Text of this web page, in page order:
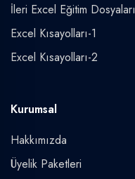
İleri Excel Eğitim Dosyaları
Excel Kısayolları-1
Excel Kısayolları-2
Kurumsal
Hakkımızda
Üyelik Paketleri